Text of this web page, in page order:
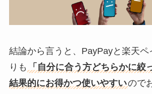
結論から言うと、PayPayと楽天ペ
りも
「自分に合う方どちらかに絞
結果的にお得かつ使いやすいので